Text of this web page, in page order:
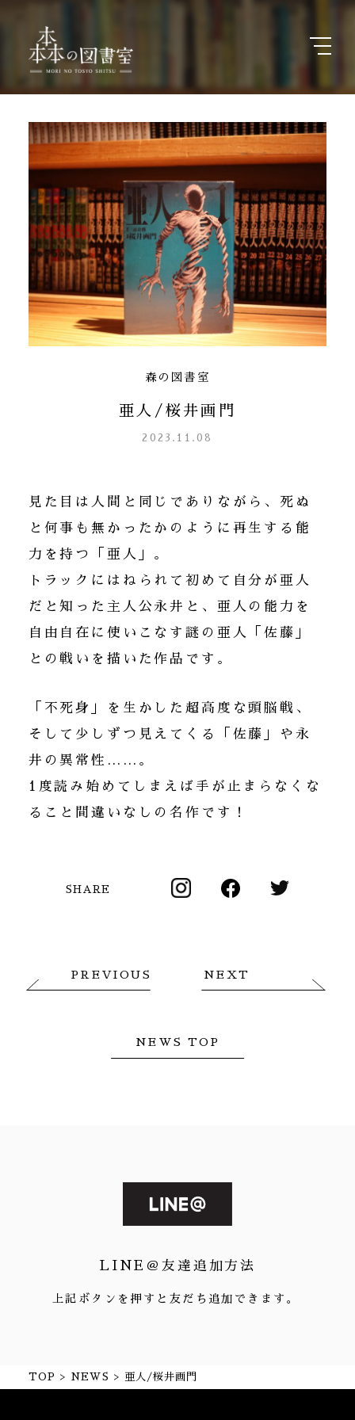
森の図書室
亜人/桜井画門
2023.11.08
見た目は人間と同じでありながら、死ぬ
と何事も無かったかのように再生する能
力を持つ「亜人」。
トラックにはねられて初めて自分が亜人
だと知った主人公永井と、亜人の能力を
自由自在に使いこなす謎の亜人「佐藤」
との戦いを描いた作品です。
「不死身」を生かした超高度な頭脳戦、
そして少しずつ見えてくる「佐藤」や永
井の異常性……。
1度読み始めてしまえば手が止まらなくな
ること間違いなしの名作です！
SHARE
PREVIOUS
NEWS TOP
NEXT
LINE＠友達追加方法
上記ボタンを押すと友だち追加できます。
TOP NEWS 亜人/桜井画門